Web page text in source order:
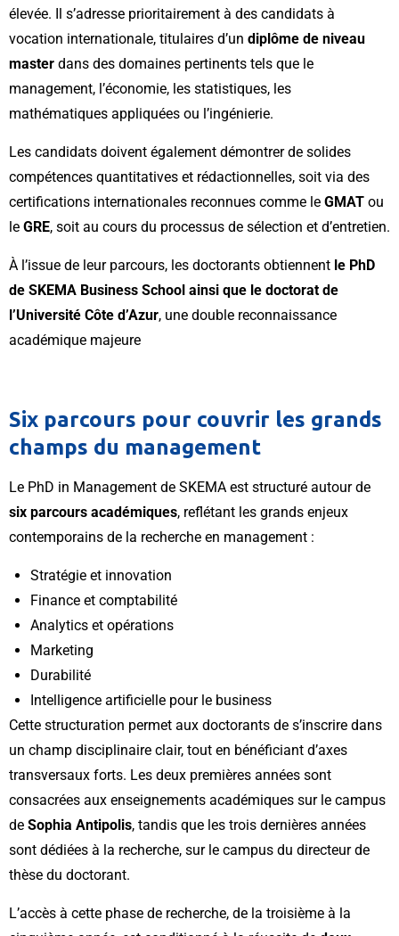
élevée. Il s’adresse prioritairement à des candidats à
vocation internationale, titulaires d’un diplôme de niveau
master dans des domaines pertinents tels que le
management, l’économie, les statistiques, les
mathématiques appliquées ou l’ingénierie.
Les candidats doivent également démontrer de solides
compétences quantitatives et rédactionnelles, soit via des
certifications internationales reconnues comme le GMAT ou
le GRE, soit au cours du processus de sélection et d’entretien.
À l’issue de leur parcours, les doctorants obtiennent le PhD
de SKEMA Business School ainsi que le doctorat de
l’Université Côte d’Azur, une double reconnaissance
académique majeure
Six parcours pour couvrir les grands
champs du management
Le PhD in Management de SKEMA est structuré autour de
six parcours académiques, reflétant les grands enjeux
contemporains de la recherche en management :
Stratégie et innovation
Finance et comptabilité
Analytics et opérations
Marketing
Durabilité
Intelligence artificielle pour le business
Cette structuration permet aux doctorants de s’inscrire dans
un champ disciplinaire clair, tout en bénéficiant d’axes
transversaux forts. Les deux premières années sont
consacrées aux enseignements académiques sur le campus
de Sophia Antipolis, tandis que les trois dernières années
sont dédiées à la recherche, sur le campus du directeur de
thèse du doctorant.
L’accès à cette phase de recherche, de la troisième à la